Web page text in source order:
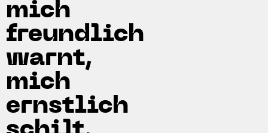
mich
freundlich
warnt,
mich
ernstlich